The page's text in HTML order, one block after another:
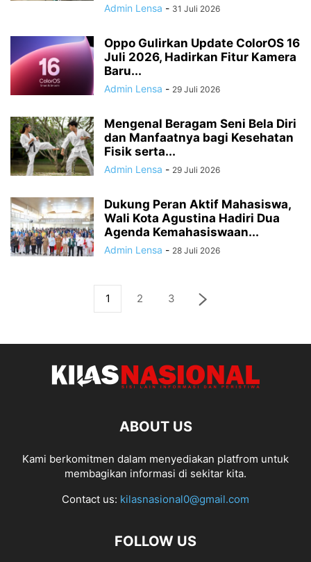
Admin Lensa - 31 Juli 2026
Oppo Gulirkan Update ColorOS 16
Juli 2026, Hadirkan Fitur Kamera
Baru...
Admin Lensa - 29 Juli 2026
Mengenal Beragam Seni Bela Diri
dan Manfaatnya bagi Kesehatan
Fisik serta...
Admin Lensa - 29 Juli 2026
Dukung Peran Aktif Mahasiswa,
Wali Kota Agustina Hadiri Dua
Agenda Kemahasiswaan...
Admin Lensa - 28 Juli 2026
1 2 3
ABOUT US
Kami berkomitmen dalam menyediakan platfrom untuk
membagikan informasi di sekitar kita.
Contact us: kilasnasional0@gmail.com
FOLLOW US